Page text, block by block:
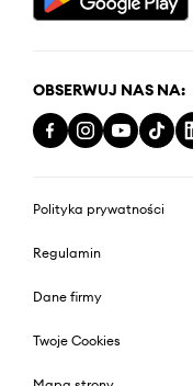
OBSERWUJ NAS NA:
Polityka prywatności
Regulamin
Dane firmy
Twoje Cookies